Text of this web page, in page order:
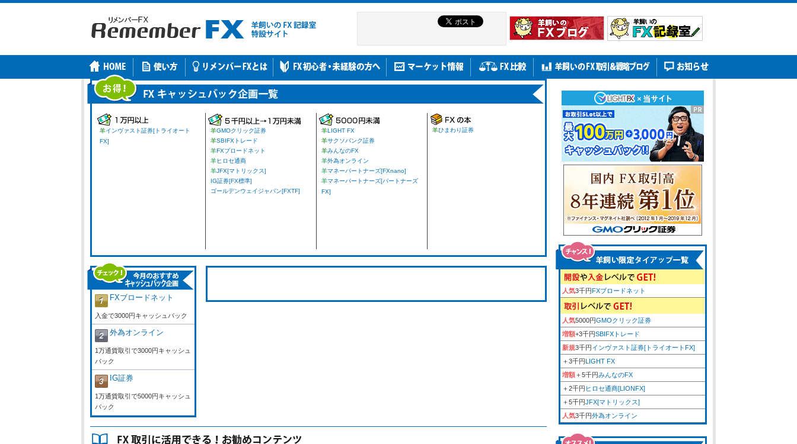
羊インヴァスト証券[トライオート
FX]
羊GMOクリック証券
羊SBIFXトレード
羊FXブロードネット
羊ヒロセ通商
羊JFX[マトリックス]
IG証券[FX標準]
ゴールデンウェイジャパン[FXTF]
羊LIGHT FX
羊サクソバンク証券
羊みんなのFX
羊外為オンライン
羊マネーパートナーズ[FXnano]
羊マネーパートナーズ[パートナーズ
FX]
羊ひまわり証券
FXブロードネット
入金で3000円キャッシュバック
外為オンライン
1万通貨取引で3000円キャッシュ
バック
IG証券
1万通貨取引で5000円キャッシュ
バック
人気3千円FXブロードネット
人気5000円GMOクリック証券
増額+3千円SBIFXトレード
新規3千円インヴァスト証券[トライオートFX]
＋3千円LIGHT FX
増額＋5千円みんなのFX
＋2千円 ヒロセ通商[LIONFX]
＋5千円JFX[マトリックス]
人気3千円外為オンライン